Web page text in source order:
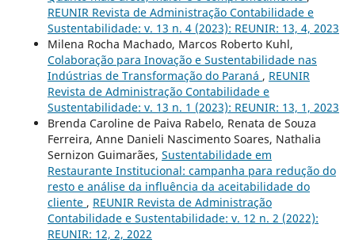
REUNIR Revista de Administração Contabilidade e
Sustentabilidade: v. 13 n. 4 (2023): REUNIR: 13, 4, 2023
Milena Rocha Machado, Marcos Roberto Kuhl,
Colaboração para Inovação e Sustentabilidade nas
Indústrias de Transformação do Paraná , REUNIR
Revista de Administração Contabilidade e
Sustentabilidade: v. 13 n. 1 (2023): REUNIR: 13, 1, 2023
Brenda Caroline de Paiva Rabelo, Renata de Souza
Ferreira, Anne Danieli Nascimento Soares, Nathalia
Sernizon Guimarães, Sustentabilidade em
Restaurante Institucional: campanha para redução do
resto e análise da influência da aceitabilidade do
cliente , REUNIR Revista de Administração
Contabilidade e Sustentabilidade: v. 12 n. 2 (2022):
REUNIR: 12, 2, 2022